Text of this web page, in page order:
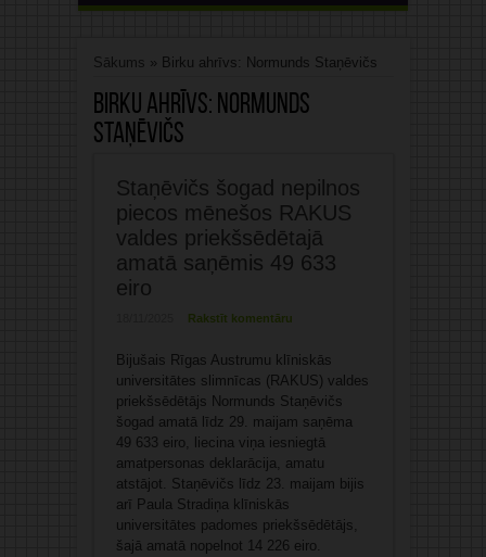
Sākums » Birku ahrīvs: Normunds Staņēvičs
Birku ahrīvs: Normunds
Staņēvičs
Staņēvičs šogad nepilnos
piecos mēnešos RAKUS
valdes priekšsēdētajā
amatā saņēmis 49 633
eiro
Rakstīt komentāru
Bijušais Rīgas Austrumu klīniskās
universitātes slimnīcas (RAKUS) valdes
priekšsēdētājs Normunds Staņēvičs
šogad amatā līdz 29. maijam saņēma
49 633 eiro, liecina viņa iesniegtā
amatpersonas deklarācija, amatu
atstājot. Staņēvičs līdz 23. maijam bijis
arī Paula Stradiņa klīniskās
universitātes padomes priekšsēdētājs,
šajā amatā nopelnot 14 226 eiro.